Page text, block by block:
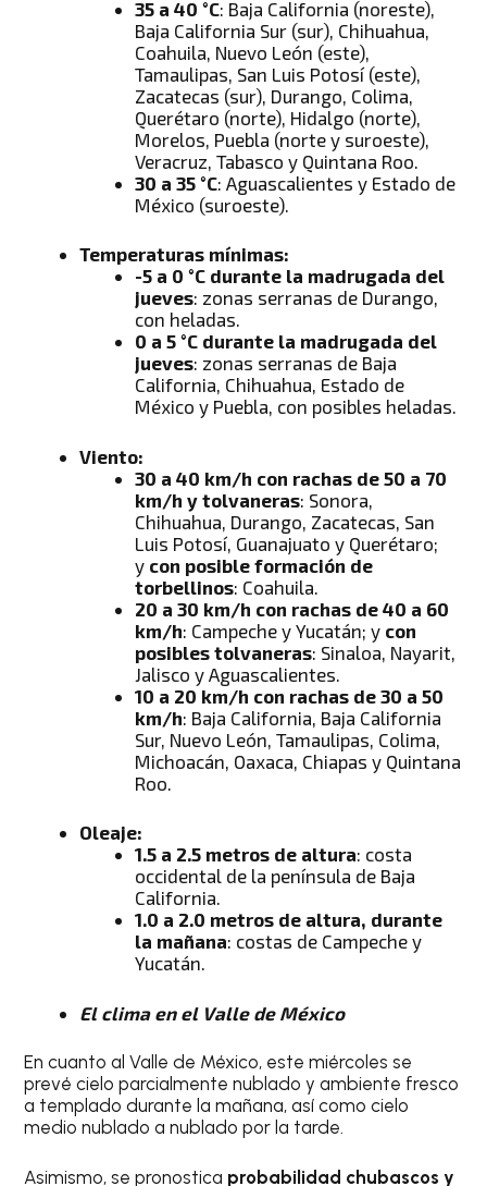
35 a 40 °C: Baja California (noreste),
Baja California Sur (sur), Chihuahua,
Coahuila, Nuevo León (este),
Tamaulipas, San Luis Potosí (este),
Zacatecas (sur), Durango, Colima,
Querétaro (norte), Hidalgo (norte),
Morelos, Puebla (norte y suroeste),
Veracruz, Tabasco y Quintana Roo.
30 a 35 °C: Aguascalientes y Estado de
México (suroeste).
Temperaturas mínimas:
-5 a 0 °C durante la madrugada del
jueves: zonas serranas de Durango,
con heladas.
0 a 5 °C durante la madrugada del
jueves: zonas serranas de Baja
California, Chihuahua, Estado de
México y Puebla, con posibles heladas.
Viento:
30 a 40 km/h con rachas de 50 a 70
km/h y tolvaneras: Sonora,
Chihuahua, Durango, Zacatecas, San
Luis Potosí, Guanajuato y Querétaro;
y con posible formación de
torbellinos: Coahuila.
20 a 30 km/h con rachas de 40 a 60
km/h: Campeche y Yucatán; y con
posibles tolvaneras: Sinaloa, Nayarit,
Jalisco y Aguascalientes.
10 a 20 km/h con rachas de 30 a 50
km/h: Baja California, Baja California
Sur, Nuevo León, Tamaulipas, Colima,
Michoacán, Oaxaca, Chiapas y Quintana
Roo.
Oleaje:
1.5 a 2.5 metros de altura: costa
occidental de la península de Baja
California.
1.0 a 2.0 metros de altura, durante
la mañana: costas de Campeche y
Yucatán.
El clima en el Valle de México
En cuanto al Valle de México, este miércoles se
prevé cielo parcialmente nublado y ambiente fresco
a templado durante la mañana, así como cielo
medio nublado a nublado por la tarde.
Asimismo, se pronostica probabilidad chubascos y